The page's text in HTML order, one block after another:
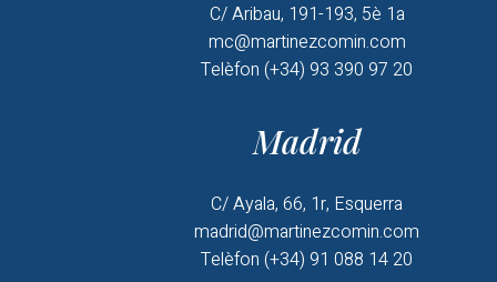
C/ Aribau, 191-193, 5è 1a
mc@martinezcomin.com
Telèfon (+34) 93 390 97 20
Madrid
C/ Ayala, 66, 1r, Esquerra
madrid@martinezcomin.com
Telèfon (+34) 91 088 14 20